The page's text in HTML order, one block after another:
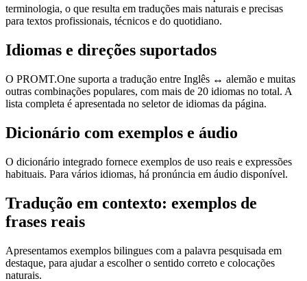
terminologia, o que resulta em traduções mais naturais e precisas
para textos profissionais, técnicos e do quotidiano.
Idiomas e direções suportados
O PROMT.One suporta a tradução entre Inglês ↔ alemão e muitas
outras combinações populares, com mais de 20 idiomas no total. A
lista completa é apresentada no seletor de idiomas da página.
Dicionário com exemplos e áudio
O dicionário integrado fornece exemplos de uso reais e expressões
habituais. Para vários idiomas, há pronúncia em áudio disponível.
Tradução em contexto: exemplos de
frases reais
Apresentamos exemplos bilingues com a palavra pesquisada em
destaque, para ajudar a escolher o sentido correto e colocações
naturais.